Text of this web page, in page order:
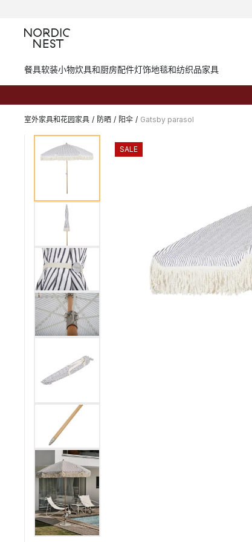
餐具软装小物炊具和厨房配件灯饰地毯和纺织品家具
室外家具和花园家具 / 防晒 / 阳伞 / Gatsby parasol
SALE